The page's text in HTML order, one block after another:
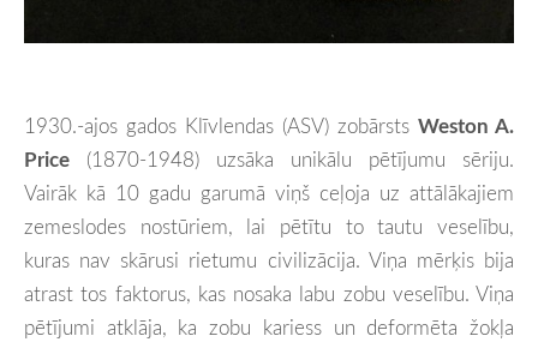
1930.-ajos gados Klīvlendas (ASV) zobārsts Weston A.
Price (1870-1948) uzsāka unikālu pētījumu sēriju.
Vairāk kā 10 gadu garumā viņš ceļoja uz attālākajiem
zemeslodes nostūriem, lai pētītu to tautu veselību,
kuras nav skārusi rietumu civilizācija. Viņa mērķis bija
atrast tos faktorus, kas nosaka labu zobu veselību. Viņa
pētījumi atklāja, ka zobu kariess un deformēta žokļa